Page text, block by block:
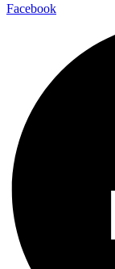
Facebook